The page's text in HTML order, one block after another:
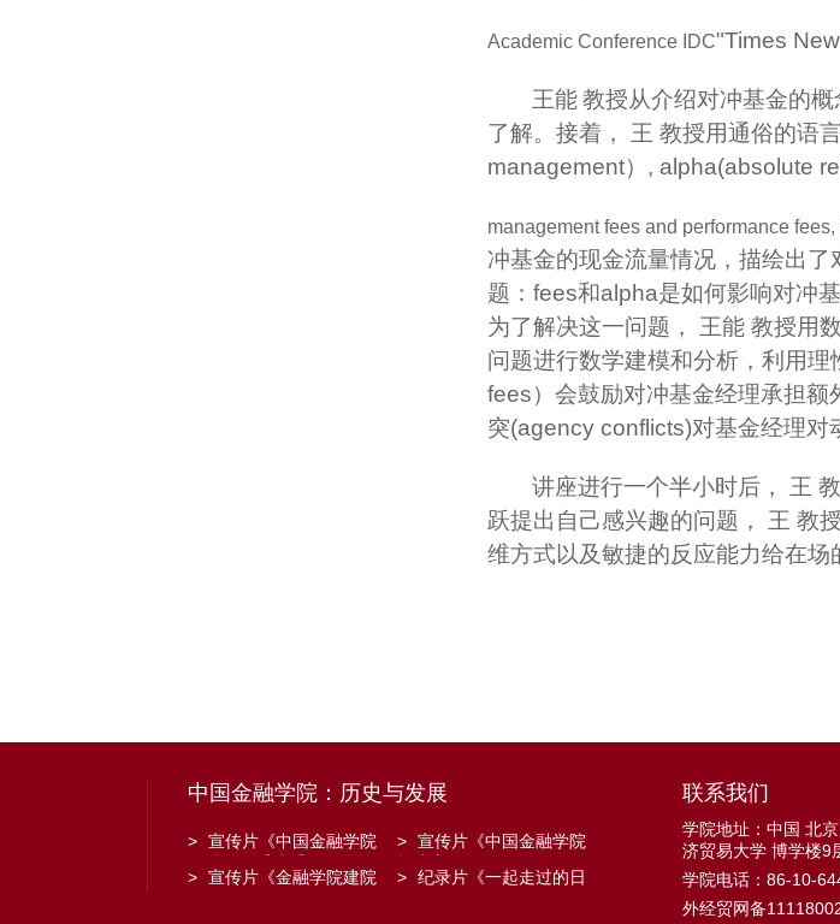
Academic Conference IDC"Times
王能教授从介绍对冲基金的
了解。接着， 王 教授用通俗的语
management） , alpha(absolute
management fees and performance
冲基金的现金流量情况，描绘出
题： fees和alpha是如何影响对冲
为了解决这一问题， 王能 教授用
问题进行数学建模和分析，利用
fees）会鼓励对冲基金经理承担额
突(agency conflicts)对基金经理对
讲座进行一个半小时后， 王
跃提出自己感兴趣的问题， 王 教
维方式以及敏捷的反应能力给在场
中国金融学院：历史与发展
> 宣传片《中国金融学院
> 宣传片《中国金融学院
> 宣传片《金融学院建院
> 纪录片《一起走过的日
联系我们
学院地址：中国 北
济贸易大学 博学楼9
学院电话：86-10-
外经贸网备